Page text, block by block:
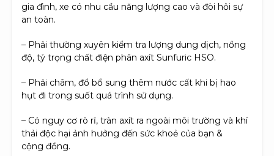
gia đình, xe có nhu cầu năng lượng cao và đòi hỏi sự
an toàn.
– Phải thường xuyên kiểm tra lượng dung dịch, nồng
độ, tỷ trọng chất điện phân axít Sunfuric HSO.
– Phải châm, đổ bổ sung thêm nước cất khi bị hao
hụt đi trong suốt quá trình sử dụng.
– Có nguy cơ rò rỉ, tràn axít ra ngoài môi trường và khí
thải độc hại ảnh hưởng đến sức khoẻ của bạn &
cộng đồng.